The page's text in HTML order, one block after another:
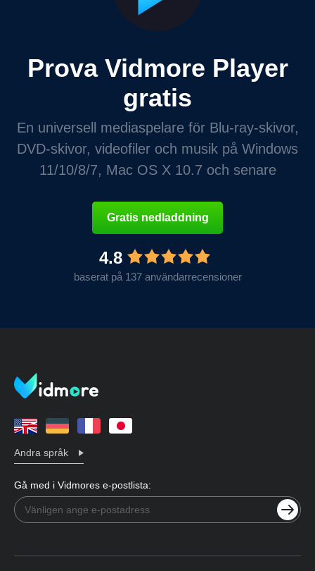
Prova Vidmore Player
gratis
En universell mediaspelare för Blu-ray-skivor,
DVD-skivor, videofiler och musik på Windows
11/10/8/7, Mac OS X 10.7 och senare
Gratis nedladdning
4.8
baserat på 137 användarrecensioner
Andra språk
Gå med i Vidmores e-postlista: